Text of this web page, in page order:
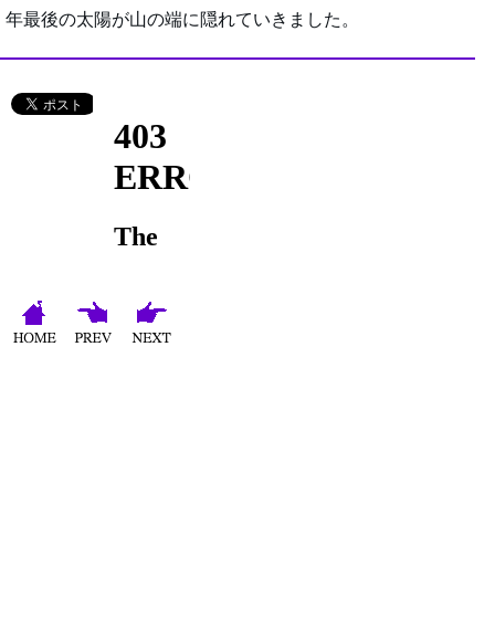
年最後の太陽が山の端に隠れていきました。